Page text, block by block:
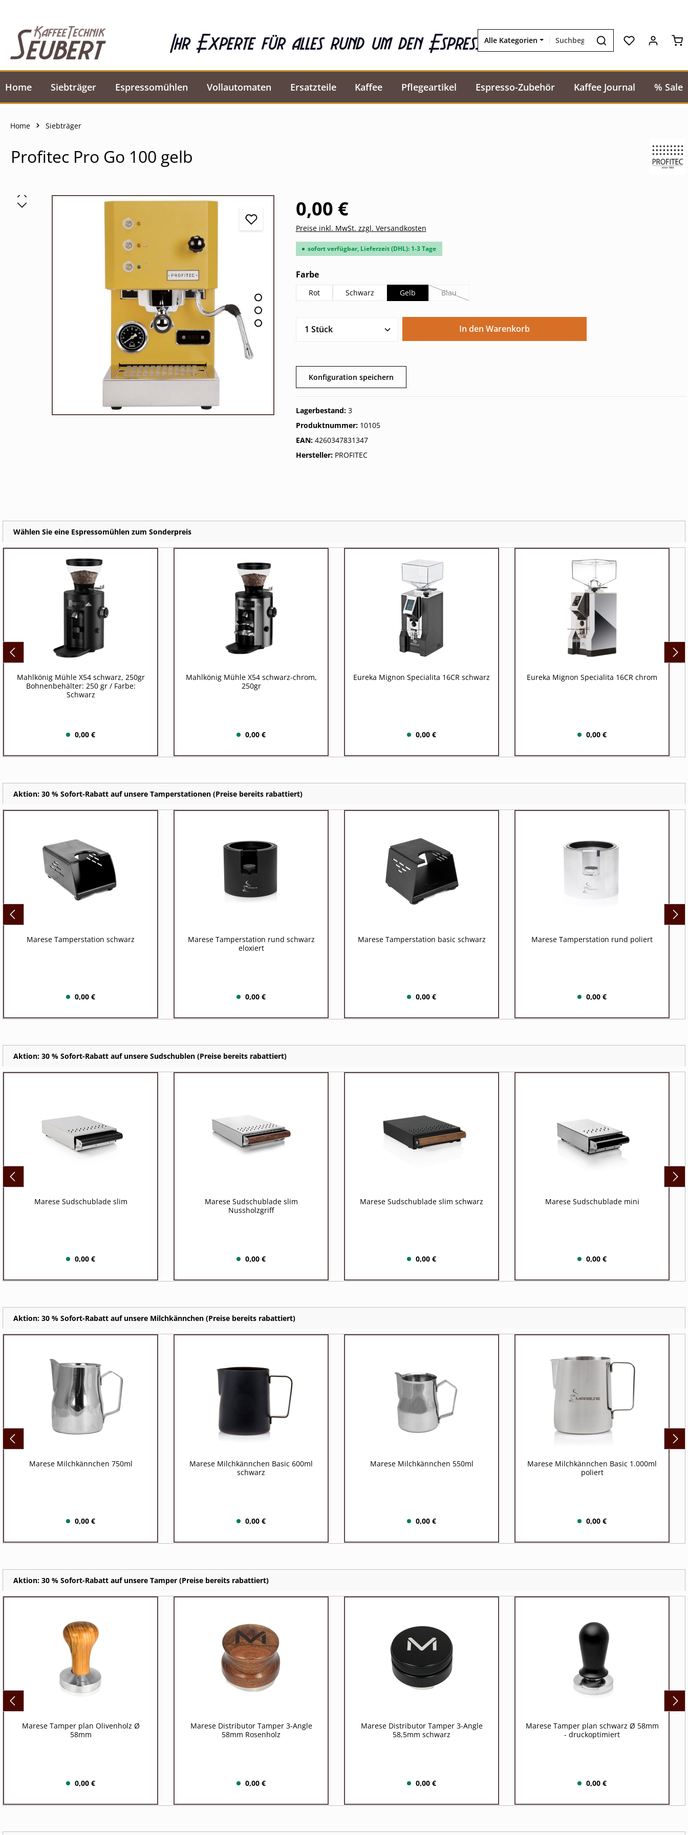
Ihr Experte für alles rund um den EspressoAlle Kategorien
Home Siebträger Espressomühlen Vollautomaten Ersatzteile Kaffee Pflegeartikel Espresso-Zubehör Kaffee Journal % Sale
Home Siebträger
Profitec Pro Go 100 gelb
Bildergalerie überspringen 0,00 €
Preise inkl. MwSt. zzgl. Versandkosten
sofort verfügbar, Lieferzeit (DHL): 1-3 Tage
Farbeauswählen
Rot Schwarz Gelb Blau
(Diese Option ist zurzeit nicht verfügbar.)
Produkt Anzahl: Gib den gewünschten Wert ein oder benutze die
In den Warenkorb
Konfiguration speichern
Lagerbestand: 3
Produktnummer: 10105
EAN: 4260347831347
Hersteller: PROFITEC
Wählen Sie eine Espressomühlen zum Sonderpreis
Mahlkönig Mühle X54 schwarz, 250gr
Bohnenbehälter: 250 gr / Farbe:
Schwarz
0,00 €
Mahlkönig Mühle X54 schwarz-chrom,
250gr
0,00 €
Eureka Mignon Specialita 16CR schwarz
0,00 €
Eureka Mignon Specialita 16CR chrom
0,00 €
Aktion: 30 % Sofort-Rabatt auf unsere Tamperstationen (Preise bereits rabattiert)
Marese Tamperstation schwarz
0,00 €
Marese Tamperstation rund schwarz
eloxiert
0,00 €
Marese Tamperstation basic schwarz
0,00 €
Marese Tamperstation rund poliert
0,00 €
Aktion: 30 % Sofort-Rabatt auf unsere Sudschublen (Preise bereits rabattiert)
Marese Sudschublade slim
0,00 €
Marese Sudschublade slim
Nussholzgriff
0,00 €
Marese Sudschublade slim schwarz
0,00 €
Marese Sudschublade mini
0,00 €
Aktion: 30 % Sofort-Rabatt auf unsere Milchkännchen (Preise bereits rabattiert)
Marese Milchkännchen 750ml
0,00 €
Marese Milchkännchen Basic 600ml
schwarz
0,00 €
Marese Milchkännchen 550ml
0,00 €
Marese Milchkännchen Basic 1.000ml
poliert
0,00 €
Aktion: 30 % Sofort-Rabatt auf unsere Tamper (Preise bereits rabattiert)
Marese Tamper plan Olivenholz Ø
58mm
0,00 €
Marese Distributor Tamper 3-Angle
58mm Rosenholz
0,00 €
Marese Distributor Tamper 3-Angle
58,5mm schwarz
0,00 €
Marese Tamper plan schwarz Ø 58mm
- druckoptimiert
0,00 €